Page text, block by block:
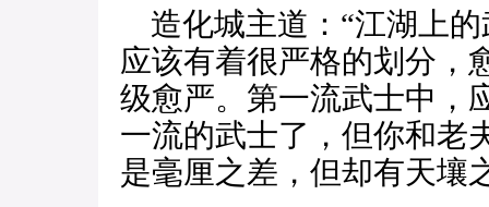
造化城主道：“江湖上
应该有着很严格的划分，
级愈严。第一流武士中，
一流的武士了，但你和老
是毫厘之差，但却有天壤